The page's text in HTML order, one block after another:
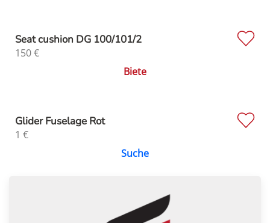
Seat cushion DG 100/101/2
150€
Biete
Glider Fuselage Rot
1 €
Suche